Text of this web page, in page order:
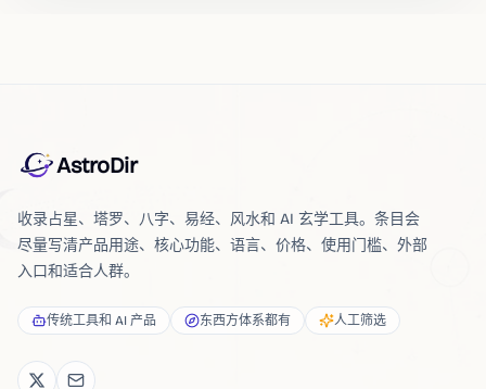
AstroDir
收录占星、塔罗、八字、易经、风水和 AI 玄学工具。条目会
尽量写清产品用途、核心功能、语言、价格、使用门槛、外部
入口和适合人群。
传统工具和 AI 产品 东西方体系都有 人工筛选